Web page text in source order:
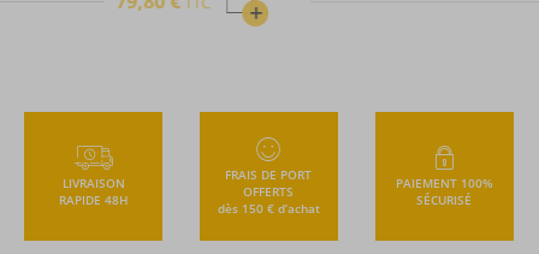
LIVRAISON
RAPIDE 48H
FRAIS DE PORT
OFFERTS
dès 150 € d’achat
PAIEMENT 100%
SÉCURISÉ